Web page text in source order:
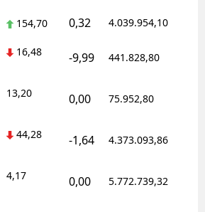
154,70 0,32 4.039.954,10
16,48 -9,99 441.828,80
13,20 0,00 75.952,80
44,28 -1,64 4.373.093,86
4,17 0,00 5.772.739,32